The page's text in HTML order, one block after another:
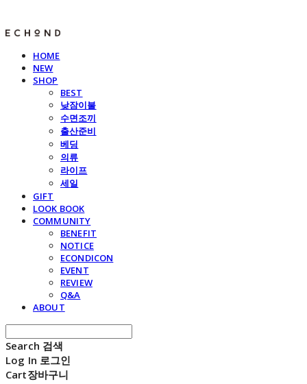
HOME
NEW
SHOP
BEST
낮잠이불
수면조끼
출산준비
베딩
의류
라이프
세일
GIFT
LOOK BOOK
COMMUNITY
BENEFIT
NOTICE
ECONDICON
EVENT
REVIEW
Q&A
ABOUT
Search 검색
Log In 로그인
Cart장바구니